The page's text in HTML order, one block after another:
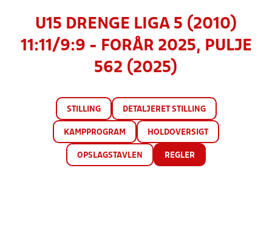
U15 DRENGE LIGA 5 (2010)
11:11/9:9 - FORÅR 2025, PULJE
562 (2025)
STILLING DETALJERET STILLING
KAMPPROGRAM HOLDOVERSIGT
OPSLAGSTAVLEN REGLER